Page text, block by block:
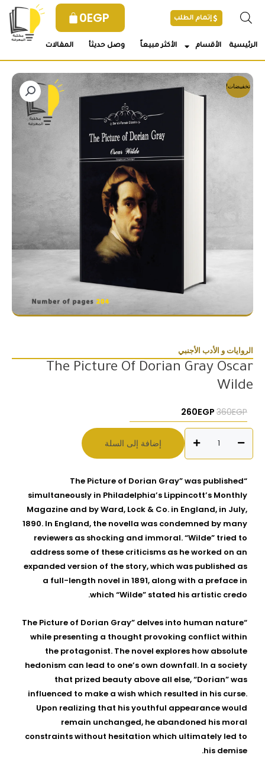
0EGP إتمام الطلب
الرئيسية الأقسام الأكثر مبيعاً وصل حديثأ المقالات
تخفيضات!
الروايات و الأدب الأجنبي
The Picture Of Dorian Gray Oscar
Wilde
360EGP السعر الأصلي هو: 360EGP.
260EGP
The
Picture
Of
Dorian
Gray
Oscar
Wilde
إضافة إلى السلة
“The Picture of Dorian Gray” was published
simultaneously in Philadelphia’s Lippincott’s Monthly
Magazine and by Ward, Lock & Co. in England, in July,
1890. In England, the novella was condemned by many
reviewers as shocking and immoral. “Wilde” tried to
address some of these criticisms as he worked on an
expanded version of the story, which was published as
a full-length novel in 1891, along with a preface in
which “Wilde” stated his artistic credo.
“The Picture of Dorian Gray” delves into human nature
while presenting a thought provoking conflict within
the protagonist. The novel explores how absolute
hedonism can lead to one’s own downfall. In a society
that prized beauty above all else, “Dorian” was
influenced to make a wish which resulted in his curse.
Upon realizing that his youthful appearance would
remain unchanged, he abandoned his moral
constraints without hesitation which ultimately led to
his demise.